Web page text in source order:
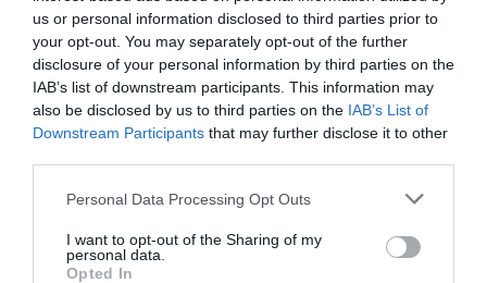
us or personal information disclosed to third parties prior to
your opt-out. You may separately opt-out of the further
disclosure of your personal information by third parties on the
IAB’s list of downstream participants. This information may
also be disclosed by us to third parties on the IAB’s List of
Downstream Participants that may further disclose it to other
Personal Data Processing Opt Outs
I want to opt-out of the Sharing of my
personal data.
Opted In
seconde)
Et je vais t’apprendre un truc aussi sur Air Algérie
que fait pas la RAM: ils vendent des billets “open”
avec la possibilité de choisir la date de retour quand
tu veux (le retour doit avoir lieu 1 an après l’aller par
contre)
La ligne vise essentiellement la diaspora et
d’affaire (oui elle existe il y a pas que le Maroc qui
sur Roissy avec Air France ou même le direct Air
Algérie et encore ceux avec des bagages vont